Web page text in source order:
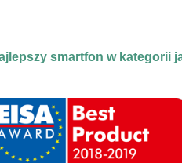
smartfon w kategorii